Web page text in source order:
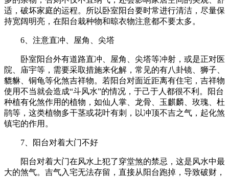
适，破坏家庭的运程。所以卧室阳台要时常进行清洁，尽量保
持宽阔明亮，在阳台栽种物和晾衣物注意都不要太多。
6、注意直冲、屋角、尖塔
卧室阳台外有道路直冲、屋角、尖塔等冲射，或是正对医
院、庙宇等，需要采取措施来化解，常见的有八卦镜、狮子、
貔貅、铜龟等化煞吉祥物。若阳台对面近距离有住宅，吉祥物
使用不当就会造成“斗风水”的情况，于己于人都很不利。阳台
种植有化煞作用的植物，如仙人掌、龙骨、玉麒麟、玫瑰、杜
鹃等，这类植物多干茎或花叶有刺，以冲顶不吉之气，起化煞
镇宅的作用。
7、阳台对着大门不好
阳台对着大门在风水上犯了穿堂煞的禁忌，这是风水中最
大的煞气。吉气入宅无法存留，直接从阳台跑掉，导致破财，